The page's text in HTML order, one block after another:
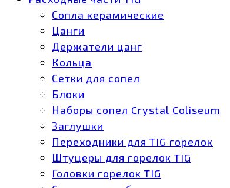
Сопла керамические
Цанги
Держатели цанг
Кольца
Сетки для сопел
Блоки
Наборы сопел Crystal Coliseum
Заглушки
Переходники для TIG горелок
Штуцеры для горелок TIG
Головки горелок TIG